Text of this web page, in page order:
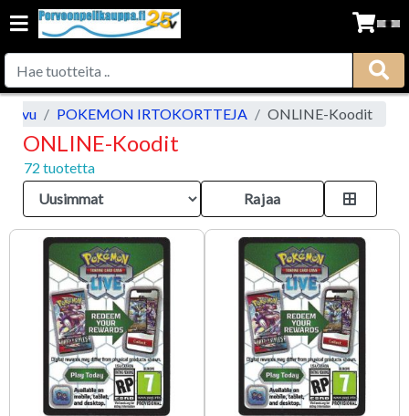
POKEMON IRTOKORTTEJA ONLINE-Koodit
ONLINE-Koodit
72 tuotetta
Rajaa